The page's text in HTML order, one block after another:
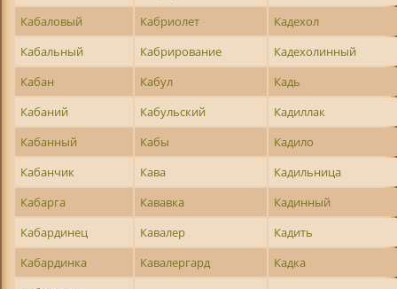
Кабаловый
Кабриолет
Кадехол
Кабальный
Кабрирование
Кадехолинный
Кабан
Кабул
Кадь
Кабаний
Кабульский
Кадиллак
Кабанный
Кабы
Кадило
Кабанчик
Кава
Кадильница
Кабарга
Кававка
Кадинный
Кабардинец
Кавалер
Кадить
Кабардинка
Кавалергард
Кадка